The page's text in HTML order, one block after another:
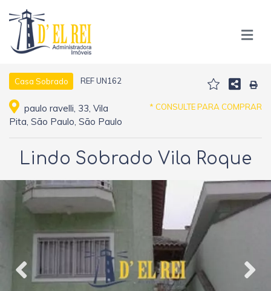
Casa Sobrado REF UN162
paulo ravelli, 33, Vila
Pita, São Paulo, São Paulo
* CONSULTE PARA COMPRAR
Lindo Sobrado Vila Roque